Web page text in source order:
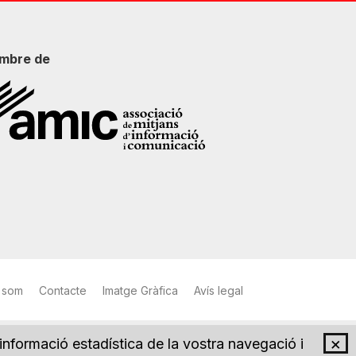
×
estadística de la vostra navegació i
de
Contacte Imatge Gràfica Avís legal